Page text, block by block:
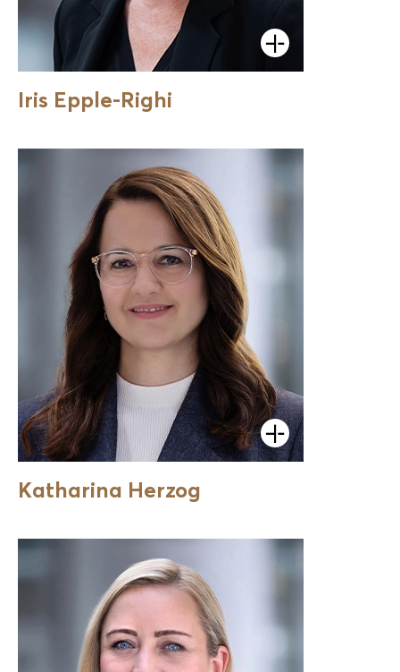
Iris Epple-Righi
Öffnen
Katharina Herzog